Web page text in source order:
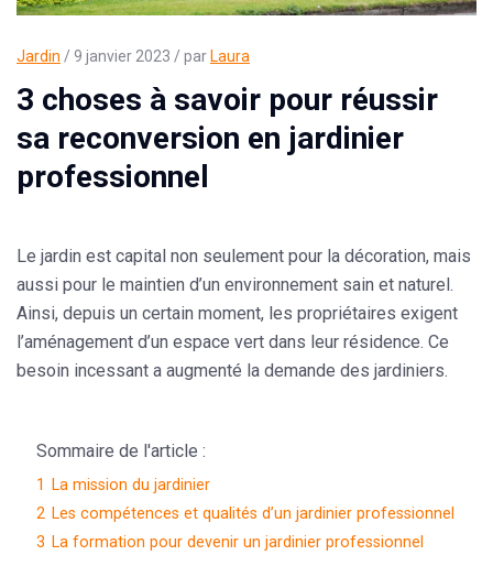
Jardin / 9 janvier 2023 / par Laura
3 choses à savoir pour réussir
sa reconversion en jardinier
professionnel
Le jardin est capital non seulement pour la décoration, mais
aussi pour le maintien d’un environnement sain et naturel.
Ainsi, depuis un certain moment, les propriétaires exigent
l’aménagement d’un espace vert dans leur résidence. Ce
besoin incessant a augmenté la demande des jardiniers.
Sommaire de l'article :
1
La mission du jardinier
2 Les compétences et qualités d’un jardinier professionnel
3 La formation pour devenir un jardinier professionnel